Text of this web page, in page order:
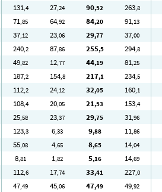
131,4 27,24 90,52 263,8
71,85 64,92 84,20 91,13
37,12 23,06 29,77 37,00
240,2 87,86 255,5 294,8
49,82 12,77 44,19 81,25
187,2 154,8 217,1 234,5
112,2 24,12 32,05 160,1
108,4 20,05 21,53 153,4
25,58 23,37 29,75 31,96
123,3 6,33 9,88 11,86
55,08 4,65 8,65 14,04
8,81 1,82 5,16 14,69
112,6 17,74 33,41 227,0
47,49 45,06 47,49 49,92